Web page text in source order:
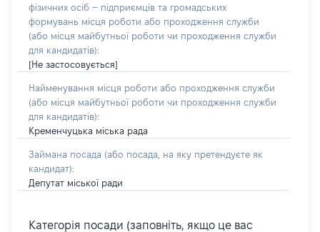
фізичних осіб – підприємців та громадських
формувань місця роботи або проходження служби
(або місця майбутньої роботи чи проходження служби
для кандидатів):
[Не застосовується]
Найменування місця роботи або проходження служби
(або місця майбутньої роботи чи проходження служби
для кандидатів):
Кременчуцька міська рада
Займана посада (або посада, на яку претендуєте як
кандидат):
Депутат міської ради
Категорія посади (заповніть, якщо це вас